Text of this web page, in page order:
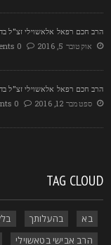
חכם רפאל אלאשוילי זצ"ל בדברי
אוקטובר 5, 2016
0 Comments
חכם רפאל אלאשוילי זצ"ל
ספטמבר 12, 2016
0 Comments
TAG
בא בהעלותך בלק
הרב אבישי בטאשוילי